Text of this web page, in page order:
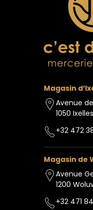
Magasin
Avenue
1050
+32 472
Magasin de
Avenue
1200
+32 471